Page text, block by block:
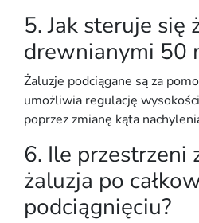
5. Jak steruje się
drewnianymi 50
Żaluzje podciągane sąza
umożliwia regulację
poprzez zmianę kąta
6. Ile przestrzeni
żaluzja po
podciągnięciu?